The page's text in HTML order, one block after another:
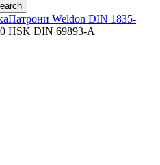
Патрони Weldon DIN 1835-
HSK DIN 69893-A